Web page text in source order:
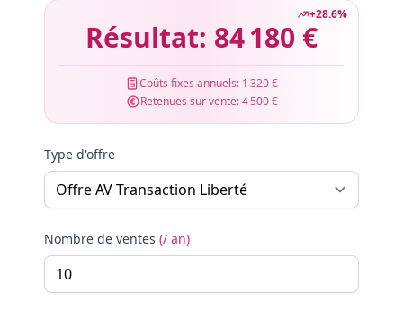
+28.6%
Résultat: 84 180 €
Coûts fixes annuels: 1 320 €
Retenues sur vente:4 500 €
Type d'offre
Nombre de ventes (/ an)